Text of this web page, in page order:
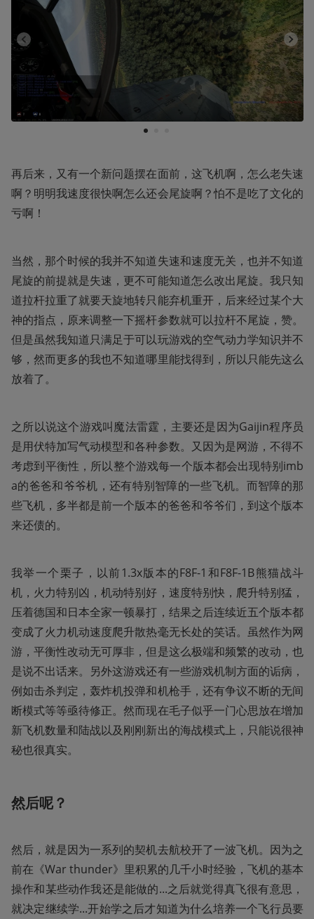
1
再后来，又有一个新问题摆在面前，这飞机啊，怎么老失速
啊？明明我速度很快啊怎么还会尾旋啊？怕不是吃了文化的
亏啊！
当然，那个时候的我并不知道失速和速度无关，也并不知道
尾旋的前提就是失速，更不可能知道怎么改出尾旋。我只知
道拉杆拉重了就要天旋地转只能弃机重开，后来经过某个大
神的指点，原来调整一下摇杆参数就可以拉杆不尾旋，赞。
但是虽然我知道只满足于可以玩游戏的空气动力学知识并不
够，然而更多的我也不知道哪里能找得到，所以只能先这么
放着了。
之所以说这个游戏叫魔法雷霆，主要还是因为Gaijin程序员
是用伏特加写气动模型和各种参数。又因为是网游，不得不
考虑到平衡性，所以整个游戏每一个版本都会出现特别imb
a的爸爸和爷爷机，还有特别智障的一些飞机。而智障的那
些飞机，多半都是前一个版本的爸爸和爷爷们，到这个版本
来还债的。
我举一个栗子，以前1.3x版本的F8F-1和F8F-1B熊猫战斗
机，火力特别凶，机动特别好，速度特别快，爬升特别猛，
压着德国和日本全家一顿暴打，结果之后连续近五个版本都
变成了火力机动速度爬升散热毫无长处的笑话。虽然作为网
游，平衡性改动无可厚非，但是这么极端和频繁的改动，也
是说不出话来。另外这游戏还有一些游戏机制方面的诟病，
例如击杀判定，轰炸机投弹和机枪手，还有争议不断的无间
断模式等等亟待修正。然而现在毛子似乎一门心思放在增加
新飞机数量和陆战以及刚刚新出的海战模式上，只能说很神
秘也很真实。
然后呢？
然后，就是因为一系列的契机去航校开了一波飞机。因为之
前在《War thunder》里积累的几千小时经验，飞机的基本
操作和某些动作我还是能做的...之后就觉得真飞很有意思，
就决定继续学...开始学之后才知道为什么培养一个飞行员要